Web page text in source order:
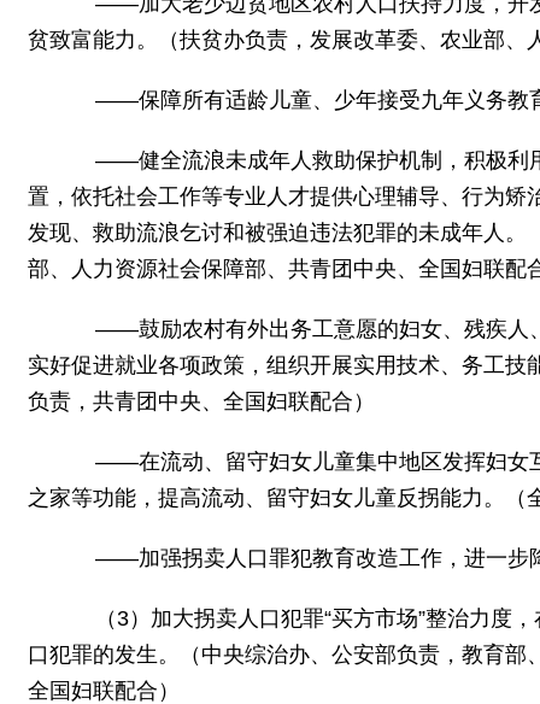
贫致富能力。（扶贫办负责，发展改革委、农业部
——保障所有适龄儿童、少年接受九年义务教育
——健全流浪未成年人救助保护机制，积极利用
置，依托社会工作等专业人才提供心理辅导、行为
发现、救助流浪乞讨和被强迫违法犯罪的未成年人
部、人力资源社会保障部、共青团中央、全国妇联配
——鼓励农村有外出务工意愿的妇女、残疾人、
实好促进就业各项政策，组织开展实用技术、务工
负责，共青团中央、全国妇联配合）
——在流动、留守妇女儿童集中地区发挥妇女互
之家等功能，提高流动、留守妇女儿童反拐能力。
——加强拐卖人口罪犯教育改造工作，进一步
（3）加大拐卖人口犯罪“买方市场”整治力度，
口犯罪的发生。（中央综治办、公安部负责，教育
全国妇联配合）